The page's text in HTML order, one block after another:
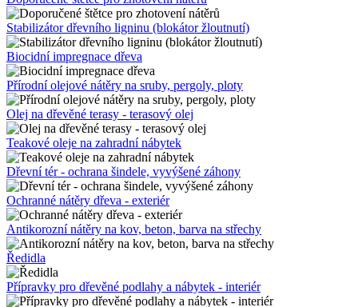
Stabilizátor dřevního ligninu (blokátor žloutnutí)
Biocidní impregnace dřeva
Přírodní olejové nátěry na sruby, pergoly, ploty
Olej na dřevěné terasy - terasový olej
Teakové oleje na zahradní nábytek
Dřevní tér - ochrana šindele, vyvýšené záhony
Ochranné nátěry dřeva - exteriér
Antikorozní nátěry na kov, beton, barva na střechy
Ředidla
Přípravky pro dřevěné podlahy a nábytek - interiér